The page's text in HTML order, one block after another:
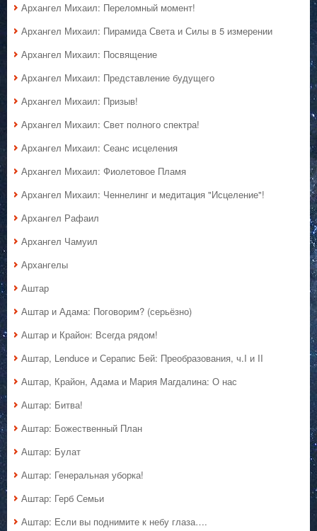
Архангел Михаил: Переломный момент!
Архангел Михаил: Пирамида Света и Силы в 5 измерении
Архангел Михаил: Посвящение
Архангел Михаил: Представление будущего
Архангел Михаил: Призыв!
Архангел Михаил: Свет полного спектра!
Архангел Михаил: Сеанс исцеления
Архангел Михаил: Фиолетовое Пламя
Архангел Михаил: Ченнелинг и медитация "Исцеление"!
Архангел Рафаил
Архангел Чамуил
Архангелы
Аштар
Аштар и Адама: Поговорим? (серьёзно)
Аштар и Крайон: Всегда рядом!
Аштар, Lenduce и Серапис Бей: Преобразования, ч.I и II
Аштар, Крайон, Адама и Мария Магдалина: О нас
Аштар: Битва!
Аштар: Божественный План
Аштар: Булат
Аштар: Генеральная уборка!
Аштар: Герб Семьи
Аштар: Если вы поднимите к небу глаза….